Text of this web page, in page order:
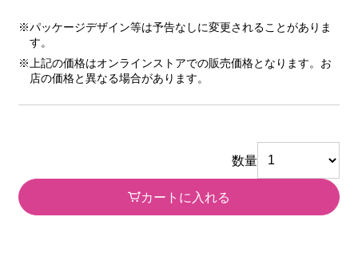
※パッケージデザイン等は予告なしに変更されることがありま
す。
※上記の価格はオンラインストアでの販売価格となります。お
店の価格と異なる場合があります。
数量
カートに入れる